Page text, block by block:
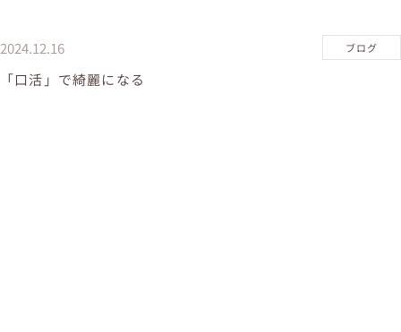
2024.12.16 ブログ
「口活」で綺麗になる